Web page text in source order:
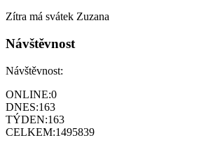
Zítra má svátek Zuzana
Návštěvnost
Návštěvnost:
ONLINE:0
DNES:163
TÝDEN:163
CELKEM:1495839